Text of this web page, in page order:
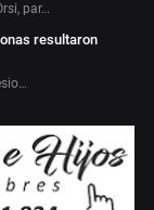
par…
resultaron